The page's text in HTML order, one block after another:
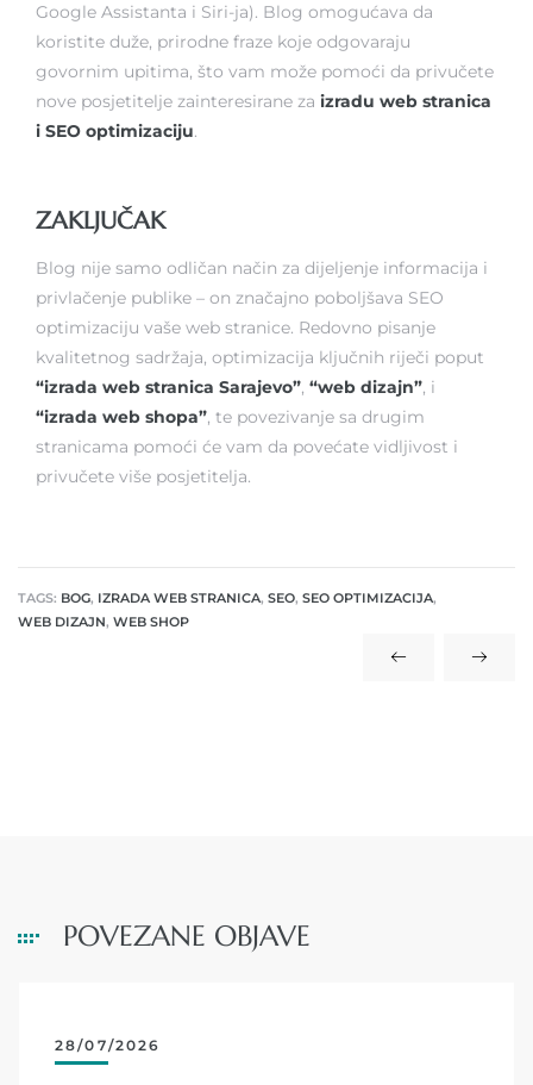
Google Assistanta i Siri-ja). Blog omogućava da
koristite duže, prirodne fraze koje odgovaraju
govornim upitima, što vam može pomoći da privučete
nove posjetitelje zainteresirane za izradu web stranica
i SEO optimizaciju.
ZAKLJUČAK
Blog nije samo odličan način za dijeljenje informacija i
privlačenje publike – on značajno poboljšava SEO
optimizaciju vaše web stranice. Redovno pisanje
kvalitetnog sadržaja, optimizacija ključnih riječi poput
“izrada web stranica Sarajevo”, “web dizajn”, i
“izrada web shopa”, te povezivanje sa drugim
stranicama pomoći će vam da povećate vidljivost i
privučete više posjetitelja.
TAGS: BOG, IZRADA WEB STRANICA, SEO, SEO OPTIMIZACIJA,
WEB DIZAJN, WEB SHOP
POVEZANE OBJAVE
28/07/2026